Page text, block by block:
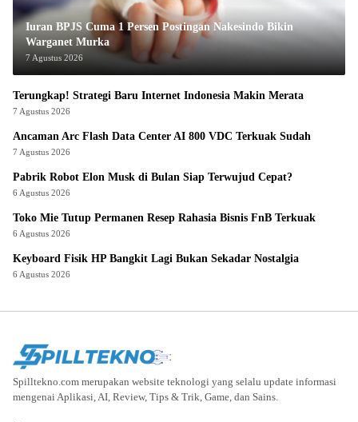
Iuran BPJS Cuma 1 Persen Postingan Nakesindo Bikin
Warganet Murka
7 Agustus 2026
Terungkap! Strategi Baru Internet Indonesia Makin Merata
7 Agustus 2026
Ancaman Arc Flash Data Center AI 800 VDC Terkuak Sudah
7 Agustus 2026
Pabrik Robot Elon Musk di Bulan Siap Terwujud Cepat?
6 Agustus 2026
Toko Mie Tutup Permanen Resep Rahasia Bisnis FnB Terkuak
6 Agustus 2026
Keyboard Fisik HP Bangkit Lagi Bukan Sekadar Nostalgia
6 Agustus 2026
Spilltekno.com merupakan website teknologi yang selalu update informasi
mengenai Aplikasi, AI, Review, Tips & Trik, Game, dan Sains.